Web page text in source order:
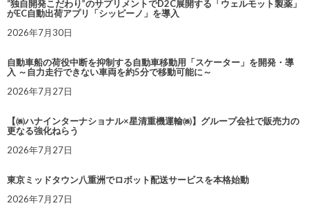
“独自開発こだわり”のサプリメントでD2C展開する「ウェルモット製薬」
がEC自動出荷アプリ「シッピーノ」を導入
2026年7月30日
自動車船の荷役中断を抑制する自動車移動用「スケーター」を開発・導
入 ～自力走行できない車両を約5分で移動可能に～
2026年7月27日
【㈱ハナインターナショナル×星清重機運輸㈱】グループ会社で販売力の
更なる強化ねらう
2026年7月27日
東京ミッドタウン八重洲でロボット配送サービスを本格始動
2026年7月27日